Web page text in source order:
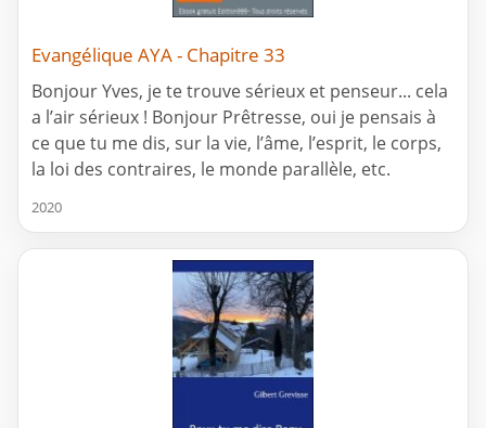
Evangélique AYA - Chapitre 33
Bonjour Yves, je te trouve sérieux et penseur... cela
a l’air sérieux ! Bonjour Prêtresse, oui je pensais à
ce que tu me dis, sur la vie, l’âme, l’esprit, le corps,
la loi des contraires, le monde parallèle, etc.
2020